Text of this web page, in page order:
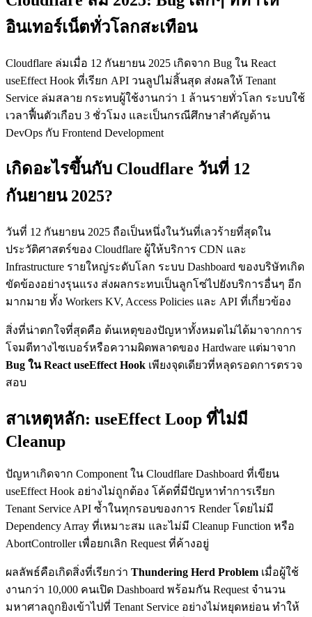
อินเทอร์เน็ตทั่วโลกสะเทือน
Cloudflare ล่มเมื่อ 12 กันยายน 2025 เกิดจาก Bug ใน React
useEffect Hook ที่เรียก API วนลูปไม่สิ้นสุด ส่งผลให้ Tenant
Service ล่มสลาย กระทบผู้ใช้งานกว่า 1 ล้านรายทั่วโลก ระบบใช้
เวลาฟื้นตัวเกือบ 3 ชั่วโมง และเป็นกรณีศึกษาสำคัญด้าน
DevOps กับ Frontend Development
เกิดอะไรขึ้นกับ Cloudflare วันที่ 12
กันยายน 2025?
วันที่ 12 กันยายน 2025 ถือเป็นหนึ่งในวันที่เลวร้ายที่สุดใน
ประวัติศาสตร์ของ Cloudflare ผู้ให้บริการ CDN และ
Infrastructure รายใหญ่ระดับโลก ระบบ Dashboard ของบริษัทเกิด
ขัดข้องอย่างรุนแรง ส่งผลกระทบเป็นลูกโซ่ไปยังบริการอื่นๆ อีก
มากมาย ทั้ง Workers KV, Access Policies และ API ที่เกี่ยวข้อง
สิ่งที่น่าตกใจที่สุดคือ ต้นเหตุของปัญหาทั้งหมดไม่ได้มาจากการ
โจมตีทางไซเบอร์หรือความผิดพลาดของ Hardware แต่มาจาก
Bug ใน React useEffect Hook เพียงจุดเดียวที่หลุดรอดการตรวจ
สอบ
สาเหตุหลัก: useEffect Loop ที่ไม่มี
Cleanup
ปัญหาเกิดจาก Component ใน Cloudflare Dashboard ที่เขียน
useEffect Hook อย่างไม่ถูกต้อง โค้ดที่มีปัญหาทำการเรียก
Tenant Service API ซ้ำในทุกรอบของการ Render โดยไม่มี
Dependency Array ที่เหมาะสม และไม่มี Cleanup Function หรือ
AbortController เพื่อยกเลิก Request ที่ค้างอยู่
ผลลัพธ์คือเกิดสิ่งที่เรียกว่า Thundering Herd Problem เมื่อผู้ใช้
งานกว่า 10,000 คนเปิด Dashboard พร้อมกัน Request จำนวน
มหาศาลถูกยิงเข้าไปที่ Tenant Service อย่างไม่หยุดหย่อน ทำให้